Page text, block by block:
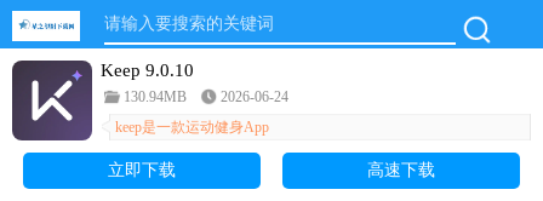
Keep 9.0.10
130.94MB
2026-06-24
keep是一款运动健身App
立即下载 高速下载